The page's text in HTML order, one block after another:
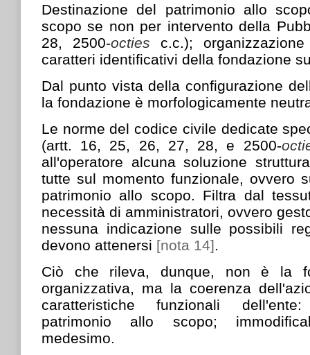
Destinazione del patrimonio allo
scopo se non per intervento della
28, 2500-octies c.c.);
caratteri identificativi della fondazione
Dal punto vista della configurazione
la fondazione è morfologicamente
Le norme del codice civile dedicate
(artt. 16, 25, 26, 27, 28, e 2500-
all'operatore alcuna soluzione
tutte sul momento funzionale, ovvero
patrimonio allo scopo. Filtra dal
necessità di amministratori, ovvero
nessuna indicazione sulle possibili
devono attenersi [nota 14].
Ciò che rileva, dunque, non è la
organizzativa, ma la coerenza
caratteristiche funzionali
patrimonio allo scopo;
medesimo.